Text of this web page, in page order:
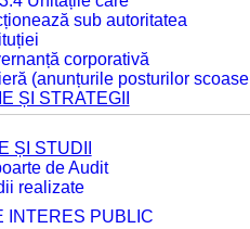
sub autoritatea
corporativă
(anunțurile posturilor
ȘI STRATEGII
ȘI STUDII
de Audit
realizate
INTERES PUBLIC